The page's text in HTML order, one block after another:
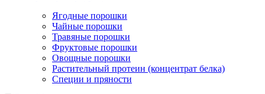
Ягодные порошки
Чайные порошки
Травяные порошки
Фруктовые порошки
Овощные порошки
Растительный протеин (концентрат белка)
Специи и пряности